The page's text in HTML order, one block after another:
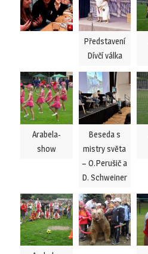
Představení
Dívčí válka
Arabela-
show
Beseda s
mistry světa
– O.Perušič a
D. Schweiner